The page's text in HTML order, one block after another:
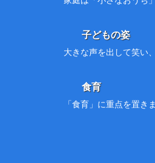
子どもの姿
大きな声を出して笑い
食育
「食育」に重点を置